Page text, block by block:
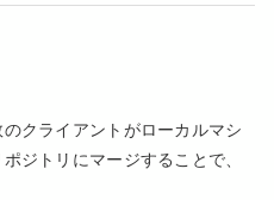
クライアントがローカルマシ
ジトリにマージすることで、